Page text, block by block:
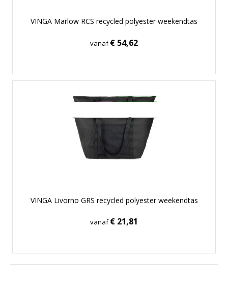
VINGA Marlow RCS recycled polyester weekendtas
vanaf€ 54,62
VINGA Livorno GRS recycled polyester weekendtas
vanaf€ 21,81